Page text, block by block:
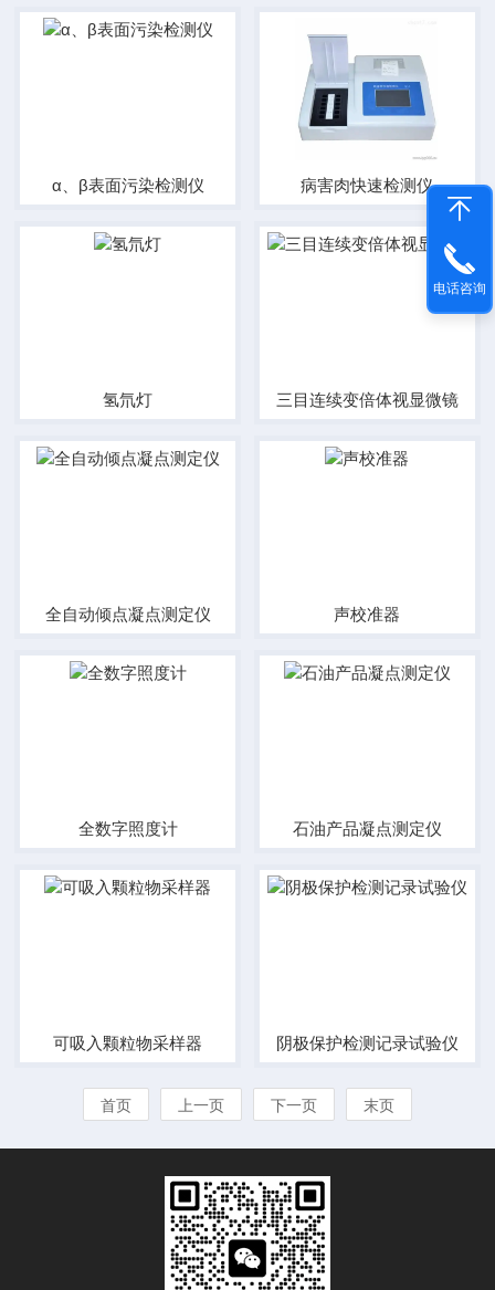
α、β表面污染检测仪 病害肉快速检测仪
氢氘灯 三目连续变倍体视显微镜
全自动倾点凝点测定仪 声校准器
全数字照度计 石油产品凝点测定仪
可吸入颗粒物采样器 阴极保护检测记录试验仪
首页 上一页 下一页 末页
电话咨询